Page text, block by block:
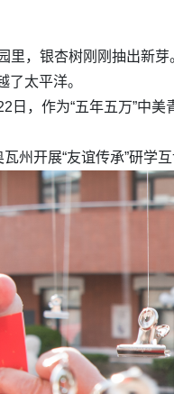
里，银杏树刚刚抽出新
了太平洋。
日，作为“五年五万”中
州开展“友谊传承”研学